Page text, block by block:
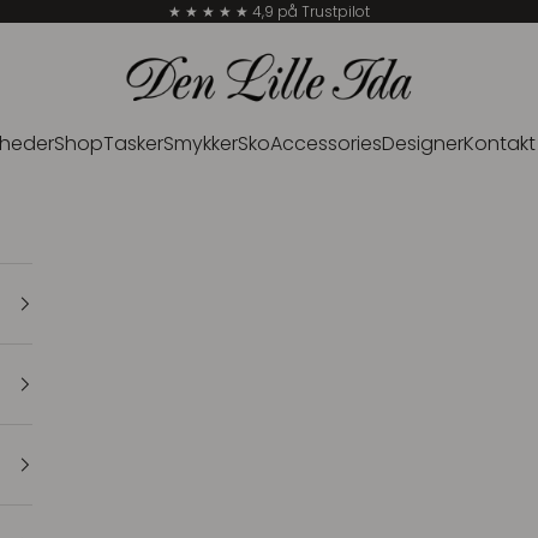
★ ★ ★ ★ ★ 4,9 på Trustpilot
Den Lille Ida
ShopTaskerSmykkerSkoAccessoriesDesigner